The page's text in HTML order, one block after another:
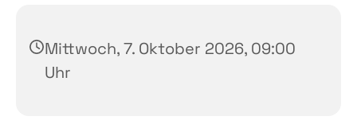
Mittwoch, 7. Oktober 2026, 09:00
Uhr